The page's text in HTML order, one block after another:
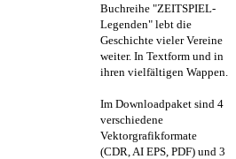
Buchreihe "ZEITSPIEL-
Legenden" lebt die
Geschichte vieler Vereine
weiter. In Textform und in
ihren vielfältigen Wappen.
Im Downloadpaket sind 4
verschiedene
Vektorgrafikformate
(CDR, AI EPS, PDF) und 3